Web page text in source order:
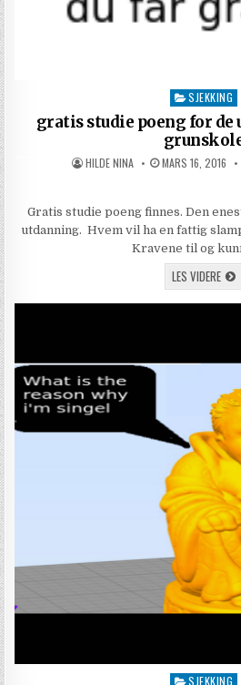
Posted in
SJEKKING
gratis studie poeng for de
AUTHOR:
HILDE NINA PUBLISHED DATE:
MARS 16, 2016
Gratis studie poeng finnes. Den
utdanning. Hvem vil ha en fattig
Kravene til og
LES VIDERE
Posted in
SJEKKING